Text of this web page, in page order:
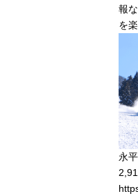
報
を
永